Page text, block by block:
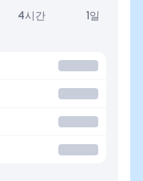
4시간 1일